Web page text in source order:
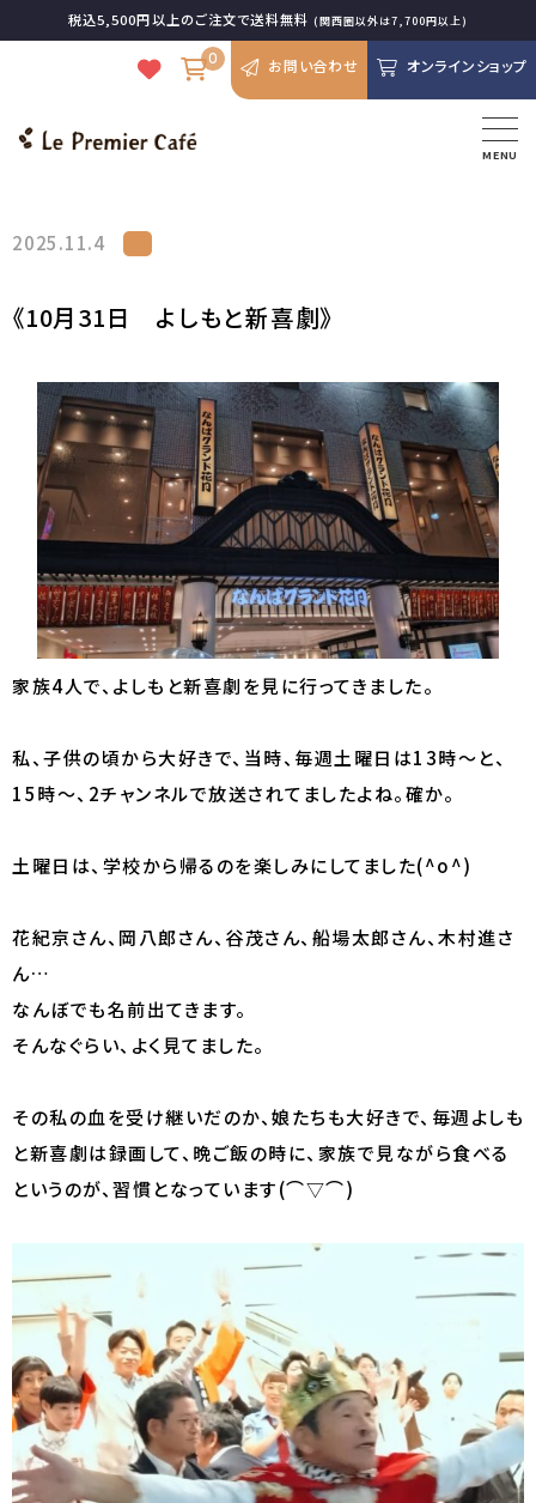
税込5,500円以上のご注文で送料無料 (関西圏以外は7,700円以上)
0 お問い合わせ オンラインショップ
MENU
2025.11.4
《10月31日 よしもと新喜劇》
家族4人で、よしもと新喜劇を見に行ってきました。
私、子供の頃から大好きで、当時、毎週土曜日は13時〜と、
15時〜、2チャンネルで放送されてましたよね。確か。
土曜日は、学校から帰るのを楽しみにしてました(^o^)
花紀京さん、岡八郎さん、谷茂さん、船場太郎さん、木村進さ
ん…
なんぼでも名前出てきます。
そんなぐらい、よく見てました。
その私の血を受け継いだのか、娘たちも大好きで、毎週よしも
と新喜劇は録画して、晩ご飯の時に、家族で見ながら食べる
というのが、習慣となっています(⌒▽⌒)